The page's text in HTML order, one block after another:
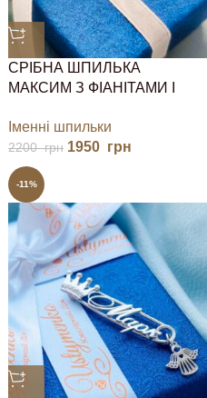
СРІБНА ШПИЛЬКА
МАКСИМ З ФІАНІТАМИ І
Іменні шпильки
2200грн 1950 грн
-11%